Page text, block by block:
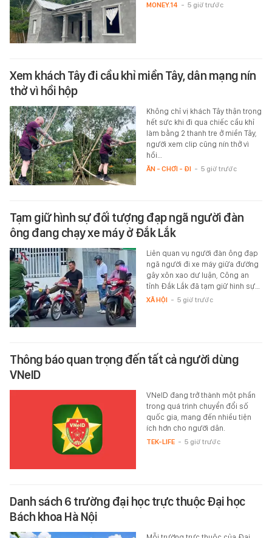
MONEY.14 - 5 giờ trước
Xem khách Tây đi cầu khỉ miền Tây, dân mạng nín
thở vì hồi hộp
Không chỉ vị khách Tây thận trọng
hết sức khi đi qua chiếc cầu khỉ
làm bằng 2 thanh tre ở miền Tây,
người xem clip cũng nín thở vì
hồi…
ĂN - CHƠI - ĐI - 5 giờ trước
Tạm giữ hình sự đối tượng đạp ngã người đàn
ông đang chạy xe máy ở Đắk Lắk
Liên quan vụ người đàn ông đạp
ngã người đi xe máy giữa đường
gây xôn xao dư luận, Công an
tỉnh Đắk Lắk đã tạm giữ hình sự…
XÃ HỘI - 5 giờ trước
Thông báo quan trọng đến tất cả người dùng
VNeID
VNeID đang trở thành một phần
trong quá trình chuyển đổi số
quốc gia, mang đến nhiều tiện
ích hơn cho người dân.
TEK-LIFE - 5 giờ trước
Danh sách 6 trường đại học trực thuộc Đại học
Bách khoa Hà Nội